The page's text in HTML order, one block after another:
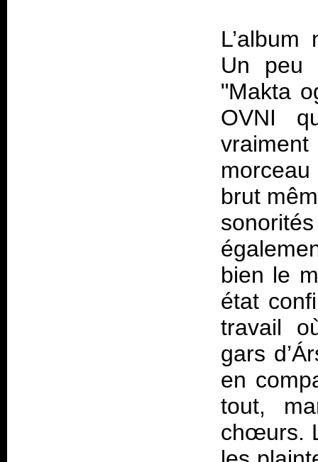
Un peu
"Makta
OVNI
brut
bien le
état
travail
gars
en
tout,
chœurs.